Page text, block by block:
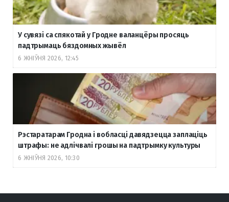
У сувязі са спякотай у Гродне валанцёры просяць
падтрымаць бяздомных жывёл
6 ЖНІЎНЯ 2026, 12:45
Рэстаратарам Гродна і вобласці давядзецца заплаціць
штрафы: не адлічвалі грошы на падтрымку культуры
6 ЖНІЎНЯ 2026, 10:30